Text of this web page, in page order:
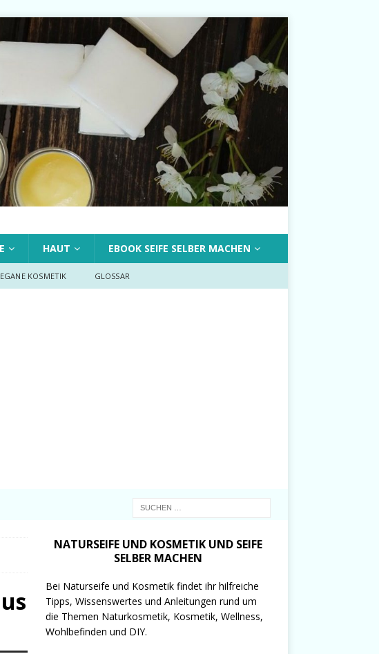
HAUT EBOOK SEIFE SELBER MACHEN
KOSMETIK GLOSSAR
NATURSEIFE UND KOSMETIK UND SEIFE
SELBER MACHEN
Bei Naturseife und Kosmetik findet ihr hilfreiche
Tipps, Wissenswertes und Anleitungen rund um
die Themen Naturkosmetik, Kosmetik, Wellness,
Wohlbefinden und DIY.